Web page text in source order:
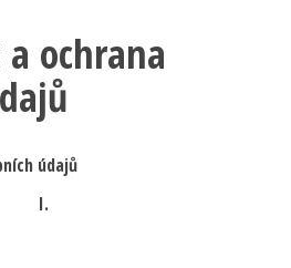
a ochrana
údajů
I.